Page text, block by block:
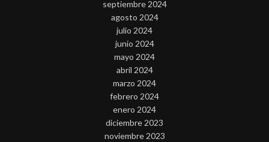
septiembre 2024
agosto 2024
julio 2024
junio 2024
mayo 2024
abril 2024
marzo 2024
febrero 2024
enero 2024
diciembre 2023
noviembre 2023